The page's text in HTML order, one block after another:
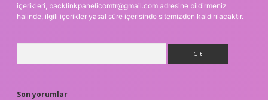
içerikleri, backlinkpanelicomtr@gmail.com adresine bildirmeniz
halinde, ilgili içerikler yasal süre içerisinde sitemizden kaldırılacaktır.
Son yorumlar